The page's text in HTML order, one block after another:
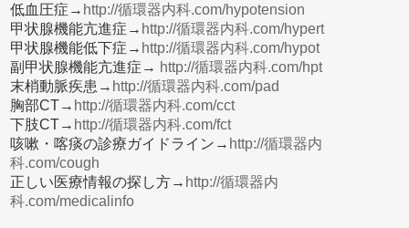
低血圧症→ http://循環器内科.com/hypotension
甲状腺機能亢進症→ http://循環器内科.com/hypert
甲状腺機能低下症→ http://循環器内科.com/hypot
副甲状腺機能亢進症→ http://循環器内科.com/hpt
末梢動脈疾患→ http://循環器内科.com/pad
胸部CT→ http://循環器内科.com/cct
下肢CT→ http://循環器内科.com/fct
咳嗽・喀痰の診療ガイドライン→ http://循環器内
科.com/cough
正しい医療情報の探し方→ http://循環器内
科.com/medicalinfo